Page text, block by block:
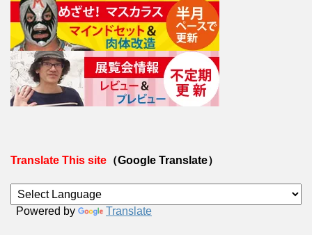
Translate This site （Google Translate）
Powered by Translate